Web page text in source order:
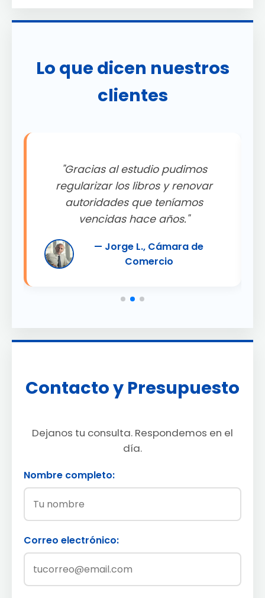
Lo que dicen nuestros
clientes
"Gracias al estudio pudimos
regularizar los libros y renovar
autoridades que teníamos
vencidas hace años."
— Jorge L., Cámara de
Comercio
Contacto y Presupuesto
Dejanos tu consulta. Respondemos en el
día.
Nombre completo:
Correo electrónico: